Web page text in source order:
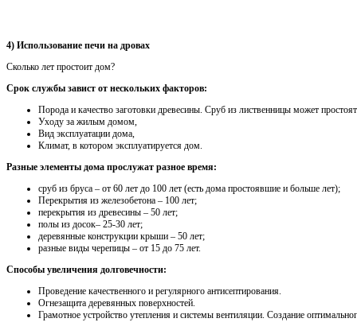
4) Использование печи на дровах
Сколько лет простоит дом?
Срок службы завист от нескольких факторов:
Порода и качество заготовки древесины. Сруб из лиственницы может
Уходу за жилым домом,
Вид эксплуатации дома,
Климат, в котором эксплуатируется дом.
Разные элементы дома прослужат разное время:
сруб из бруса – от 60 лет до 100 лет (есть дома простоявшие и больше лет);
Перекрытия из железобетона – 100 лет;
перекрытия из древесины – 50 лет;
полы из досок– 25-30 лет;
деревянные конструкции крыши – 50 лет;
разные виды черепицы – от 15 до 75 лет.
Способы увеличения долговечности:
Проведение качественного и регулярного антисептирования.
Огнезащита деревянных поверхностей.
Грамотное устройство утепления и системы вентиляции. Создание